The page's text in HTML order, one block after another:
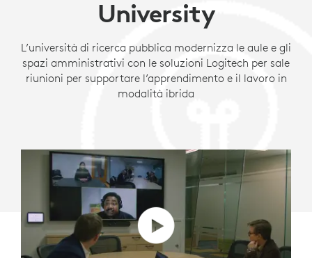
GLI
PER
SUPPORTARE
L’APPRENDIMENTO
University
L’università di ricerca pubblica modernizza le aule e gli
spazi amministrativi con le soluzioni Logitech per sale
riunioni per supportare l’apprendimento e il lavoro in
modalità ibrida